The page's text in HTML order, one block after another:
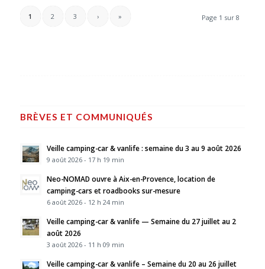
Page 1 sur 8
1 2 3 › »
BRÈVES ET COMMUNIQUÉS
Veille camping-car & vanlife : semaine du 3 au 9 août 2026
9 août 2026 - 17 h 19 min
Neo-NOMAD ouvre à Aix-en-Provence, location de
camping-cars et roadbooks sur-mesure
6 août 2026 - 12 h 24 min
Veille camping-car & vanlife — Semaine du 27 juillet au 2
août 2026
3 août 2026 - 11 h 09 min
Veille camping-car & vanlife – Semaine du 20 au 26 juillet